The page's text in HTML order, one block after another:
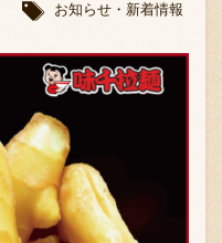
組み
せ
一覧
お知らせ・新着情報